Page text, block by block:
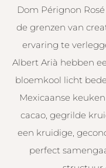
Dom Pérignon
de grenzen van
ervaring te
Albert Arià hebben
bloemkool licht
Mexicaanse
cacao, gegrilde
een kruidige,
perfect